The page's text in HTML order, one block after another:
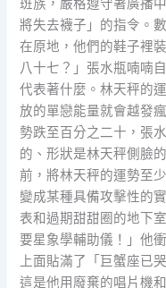
班族，嚴格遵守著廣播
將失去襪子」的指令。
在原地，他們的鞋子裡
八十七？」張水瓶喃喃
代表著什麼。林天秤的
放的單戀能量就會越發
勢跌至百分之二十，張
的、形狀是林天秤側臉
前，將林天秤的運勢至
變成某種具備攻擊性的
表和過期甜甜圈的地下
要星象學輔助儀！」他
上面貼滿了「巨蟹座已
這是他用廢棄的唱片機